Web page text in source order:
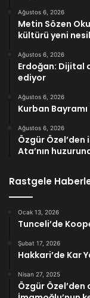
Ağustos 6, 2026
Metin Sözen
kültürü yeni
Ağustos 6, 2026
Erdoğan: Dijital
ediyor
Ağustos 6, 2026
Kurban
Ağustos 6, 2026
Özgür Özel’den
Ata’nın
Rastgele
Ocak 13, 2026
Tunceli’de
Şubat 17, 2026
Hakkari’de Kar
Nisan 27, 2025
Özgür Özel’den